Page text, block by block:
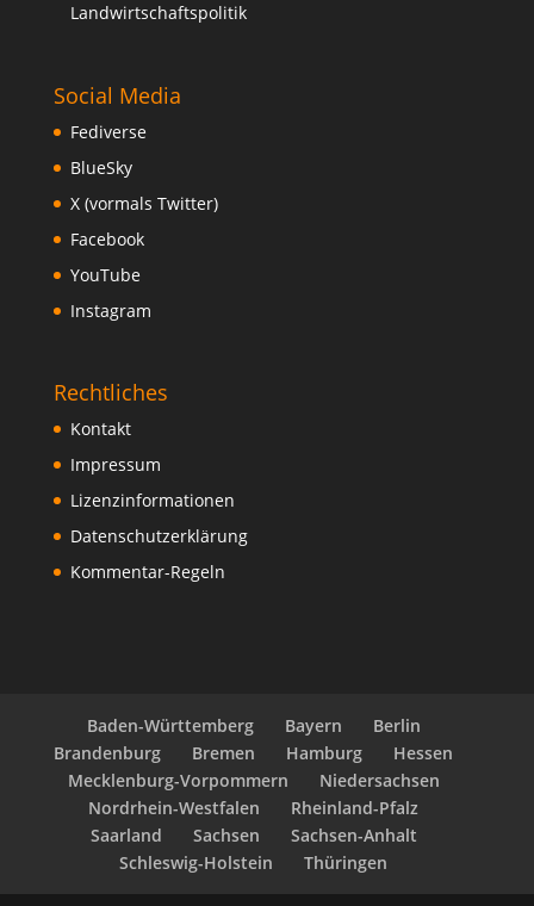
Landwirtschaftspolitik
Social Media
Fediverse
BlueSky
X (vormals Twitter)
Facebook
YouTube
Instagram
Rechtliches
Kontakt
Impressum
Lizenzinformationen
Datenschutzerklärung
Kommentar-Regeln
Baden-Württemberg Bayern
Berlin
Brandenburg
Bremen Hamburg
Hessen
Mecklenburg-Vorpommern
Niedersachsen
Nordrhein-Westfalen
Rheinland-Pfalz
Saarland
Sachsen
Sachsen-Anhalt
Schleswig-Holstein
Thüringen